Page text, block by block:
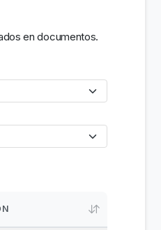
en documentos.